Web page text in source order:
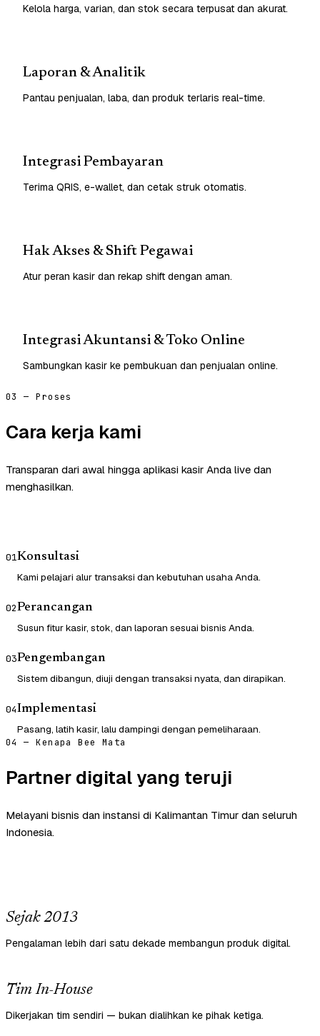
Kelola harga, varian, dan stok secara terpusat dan akurat.
Laporan & Analitik
Pantau penjualan, laba, dan produk terlaris real-time.
Integrasi Pembayaran
Terima QRIS, e-wallet, dan cetak struk otomatis.
Hak Akses & Shift Pegawai
Atur peran kasir dan rekap shift dengan aman.
Integrasi Akuntansi & Toko Online
Sambungkan kasir ke pembukuan dan penjualan online.
03 — Proses
Cara kerja kami
Transparan dari awal hingga aplikasi kasir Anda live dan
menghasilkan.
01Konsultasi
Kami pelajari alur transaksi dan kebutuhan usaha Anda.
02Perancangan
Susun fitur kasir, stok, dan laporan sesuai bisnis Anda.
03Pengembangan
Sistem dibangun, diuji dengan transaksi nyata, dan dirapikan.
04Implementasi
Pasang, latih kasir, lalu dampingi dengan pemeliharaan.
04 — Kenapa Bee Mata
Partner digital yang teruji
Melayani bisnis dan instansi di Kalimantan Timur dan seluruh
Indonesia.
Sejak 2013
Pengalaman lebih dari satu dekade membangun produk digital.
Tim In-House
Dikerjakan tim sendiri — bukan dialihkan ke pihak ketiga.